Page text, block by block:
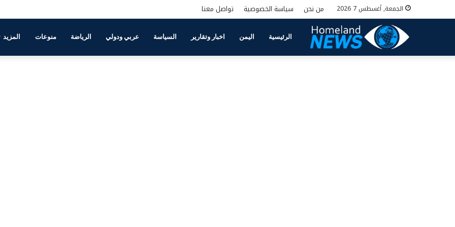
الجمعة, أغسطس 7 2026 من نحن سياسة الخصوصية تواصل معنا
الرئيسية اليمن اخبار وتقارير السياسة عربي ودولي الرياضة منوعات المزيد